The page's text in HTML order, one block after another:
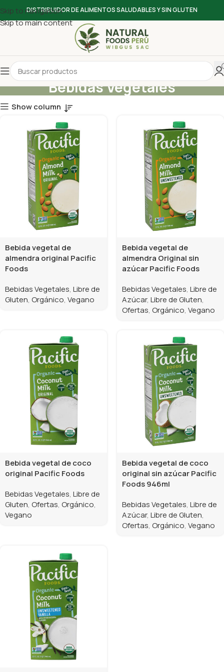
Skip to navigation
Skip to main content
DISTRIBUIDOR DE ALIMENTOS SALUDABLES Y SIN GLUTEN
Bebidas Vegetales
Show column
Bebida vegetal de
almendra original Pacific
Foods
Bebidas Vegetales, Libre de
Gluten, Orgánico, Vegano
Bebida vegetal de
almendra Original sin
azúcar Pacific Foods
Bebidas Vegetales, Libre de
Azúcar, Libre de Gluten,
Ofertas, Orgánico, Vegano
Bebida vegetal de coco
original Pacific Foods
Bebidas Vegetales, Libre de
Gluten, Ofertas, Orgánico,
Vegano
Bebida vegetal de coco
original sin azúcar Pacific
Foods 946ml
Bebidas Vegetales, Libre de
Azúcar, Libre de Gluten,
Ofertas, Orgánico, Vegano